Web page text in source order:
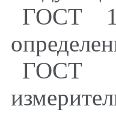
ГОСТ
ГОСТ